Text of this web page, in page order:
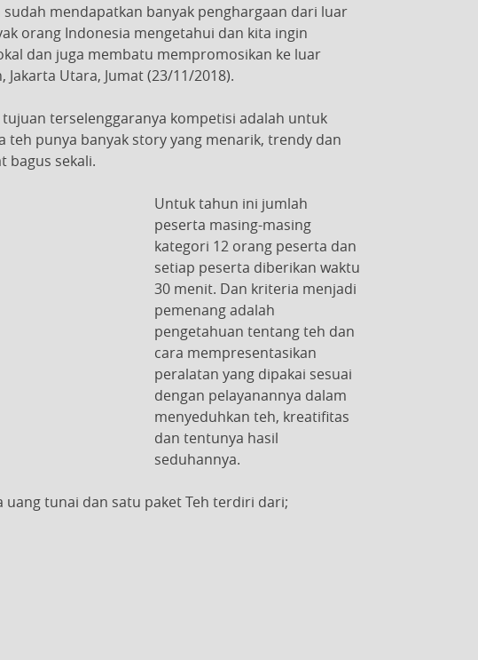
mendapatkan banyak penghargaan dari luar
orang Indonesia mengetahui dan kita ingin
dan juga membatu mempromosikan ke luar
Jakarta Utara, Jumat (23/11/2018).
tujuan terselenggaranya kompetisi adalah untuk
teh punya banyak story yang menarik, trendy dan
bagus sekali.
Untuk tahun ini jumlah
peserta masing-masing
kategori 12 orang peserta dan
setiap peserta diberikan waktu
30 menit. Dan kriteria menjadi
pemenang adalah
pengetahuan tentang teh dan
cara mempresentasikan
peralatan yang dipakai sesuai
dengan pelayanannya dalam
menyeduhkan teh, kreatifitas
dan tentunya hasil
seduhannya.
tunai dan satu paket Teh terdiri dari;